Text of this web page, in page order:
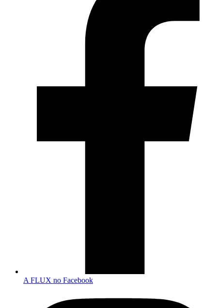
A FLUX no Facebook